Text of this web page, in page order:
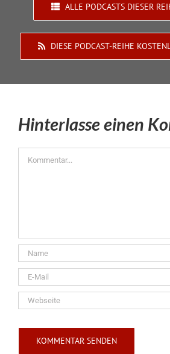
ALLE PODCASTS DIESER
DIESE PODCAST-REIHE
Hinterlasse einen